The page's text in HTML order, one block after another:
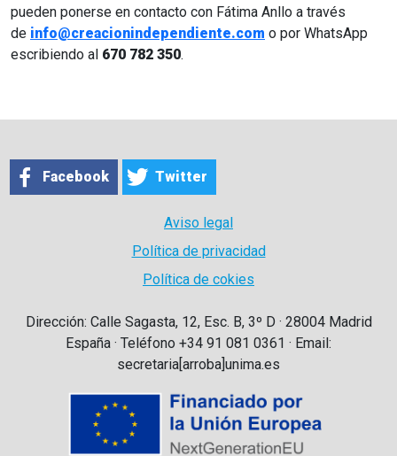
pueden ponerse en contacto con Fátima Anllo a través
de info@creacionindependiente.com o por WhatsApp
escribiendo al 670 782 350.
Facebook Twitter
Aviso legal
Política de privacidad
Política de cokies
Dirección: Calle Sagasta, 12, Esc. B, 3º D · 28004 Madrid
España · Teléfono +34 91 081 0361 · Email:
secretaria[arroba]unima.es